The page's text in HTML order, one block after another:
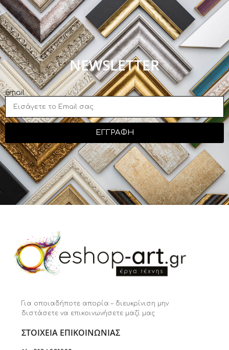
NEWSLETTER
email
ΕΓΓΡΑΦΗ
Για οποιαδήποτε απορία – διευκρίνιση μην
διστάσετε να επικοινωνήσετε μαζί μας
ΣΤΟΙΧΕΙΑ ΕΠΙΚΟΙΝΩΝΙΑΣ